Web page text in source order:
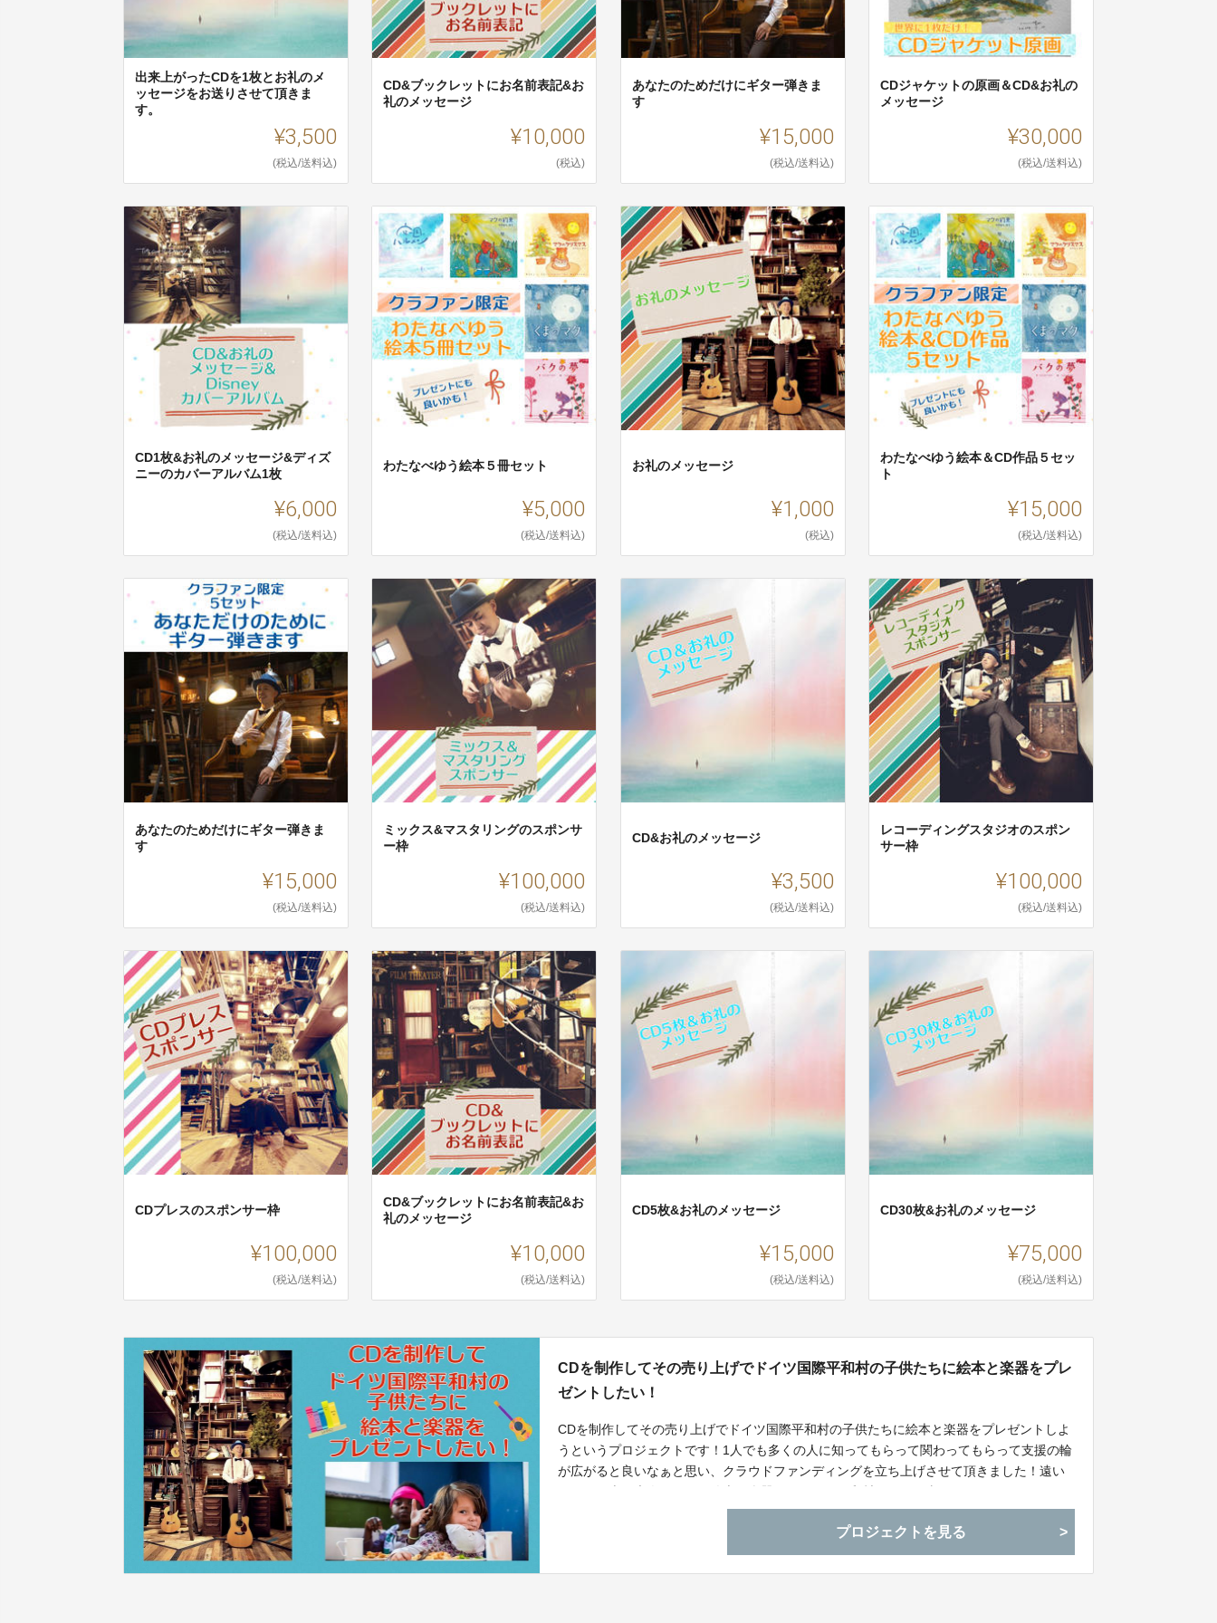
出来上がったCDを1枚とお礼のメ
ッセージをお送りさせて頂きま
す。
¥3,500
(税込/送料込)
CD&ブックレットにお名前表記&お
礼のメッセージ
¥10,000
(税込)
あなたのためだけにギター弾きま
す
¥15,000
(税込/送料込)
CDジャケットの原画＆CD&お礼の
メッセージ
¥30,000
(税込/送料込)
CD1枚&お礼のメッセージ&ディズ
ニーのカバーアルバム1枚
¥6,000
(税込/送料込)
わたなべゆう絵本５冊セット
¥5,000
(税込/送料込)
お礼のメッセージ
¥1,000
(税込)
わたなべゆう絵本＆CD作品５セッ
ト
¥15,000
(税込/送料込)
あなたのためだけにギター弾きま
す
¥15,000
(税込/送料込)
ミックス&マスタリングのスポンサ
ー枠
¥100,000
(税込/送料込)
CD&お礼のメッセージ
¥3,500
(税込/送料込)
レコーディングスタジオのスポン
サー枠
¥100,000
(税込/送料込)
CDプレスのスポンサー枠
¥100,000
(税込/送料込)
CD&ブックレットにお名前表記&お
礼のメッセージ
¥10,000
(税込/送料込)
CD5枚&お礼のメッセージ
¥15,000
(税込/送料込)
CD30枚&お礼のメッセージ
¥75,000
(税込/送料込)
CDを制作してその売り上げでドイツ国際平和村の子供たちに絵本と楽器をプレ
ゼントしたい！
CDを制作してその売り上げでドイツ国際平和村の子供たちに絵本と楽器をプレゼントしよ
うというプロジェクトです！1人でも多くの人に知ってもらって関わってもらって支援の輪
が広がると良いなぁと思い、クラウドファンディングを立ち上げさせて頂きました！遠い
かなぁ。。どうぞよろしくお願いいたします！
プロジェクトを見る